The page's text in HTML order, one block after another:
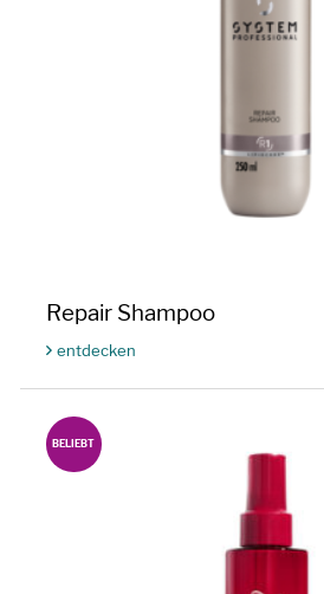
Repair Shampoo
entdecken
BELIEBT